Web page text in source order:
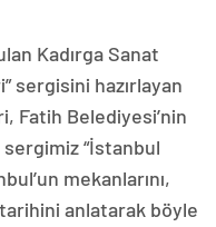
Kadırga Sanat
sergisini hazırlayan
Fatih Belediyesi’nin
“İstanbul
mekanlarını,
anlatarak böyle